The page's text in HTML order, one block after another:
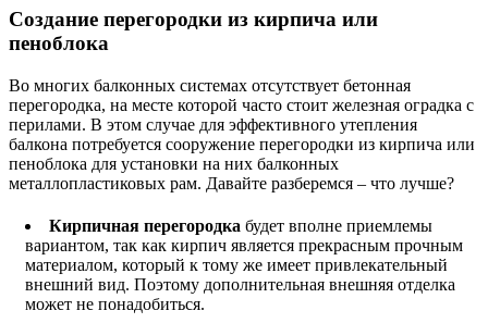
Создание перегородки из кирпича или
пеноблока
Во многих балконных системах отсутствует бетонная
перегородка, на месте которой часто стоит железная оградка с
перилами. В этом случае для эффективного утепления
балкона потребуется сооружение перегородки из кирпича или
пеноблока для установки на них балконных
металлопластиковых рам. Давайте разберемся – что лучше?
Кирпичная перегородка будет вполне приемлемы
вариантом, так как кирпич является прекрасным прочным
материалом, который к тому же имеет привлекательный
внешний вид. Поэтому дополнительная внешняя отделка
может не понадобиться.